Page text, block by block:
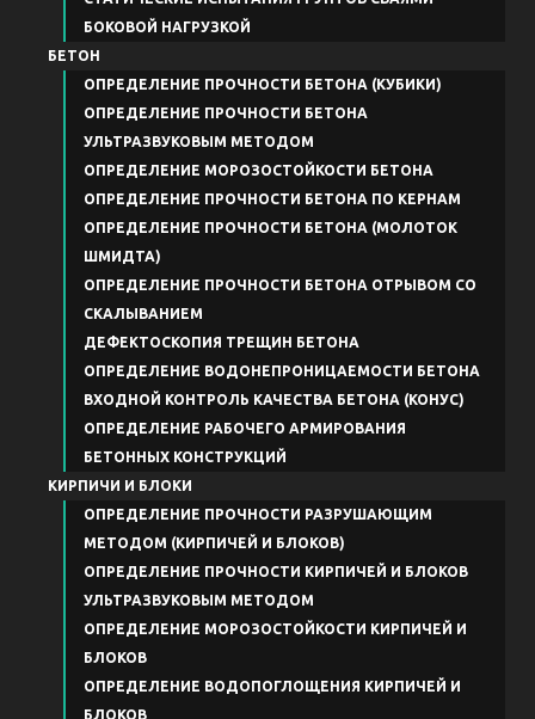
БОКОВОЙ НАГРУЗКОЙ
БЕТОН
ОПРЕДЕЛЕНИЕ ПРОЧНОСТИ БЕТОНА (КУБИКИ)
ОПРЕДЕЛЕНИЕ ПРОЧНОСТИ БЕТОНА
УЛЬТРАЗВУКОВЫМ МЕТОДОМ
ОПРЕДЕЛЕНИЕ МОРОЗОСТОЙКОСТИ БЕТОНА
ОПРЕДЕЛЕНИЕ ПРОЧНОСТИ БЕТОНА ПО КЕРНАМ
ОПРЕДЕЛЕНИЕ ПРОЧНОСТИ БЕТОНА (МОЛОТОК
ШМИДТА)
ОПРЕДЕЛЕНИЕ ПРОЧНОСТИ БЕТОНА ОТРЫВОМ СО
СКАЛЫВАНИЕМ
ДЕФЕКТОСКОПИЯ ТРЕЩИН БЕТОНА
ОПРЕДЕЛЕНИЕ ВОДОНЕПРОНИЦАЕМОСТИ БЕТОНА
ВХОДНОЙ КОНТРОЛЬ КАЧЕСТВА БЕТОНА (КОНУС)
ОПРЕДЕЛЕНИЕ РАБОЧЕГО АРМИРОВАНИЯ
БЕТОННЫХ КОНСТРУКЦИЙ
КИРПИЧИ И БЛОКИ
ОПРЕДЕЛЕНИЕ ПРОЧНОСТИ РАЗРУШАЮЩИМ
МЕТОДОМ (КИРПИЧЕЙ И БЛОКОВ)
ОПРЕДЕЛЕНИЕ ПРОЧНОСТИ КИРПИЧЕЙ И БЛОКОВ
УЛЬТРАЗВУКОВЫМ МЕТОДОМ
ОПРЕДЕЛЕНИЕ МОРОЗОСТОЙКОСТИ КИРПИЧЕЙ И
БЛОКОВ
ОПРЕДЕЛЕНИЕ ВОДОПОГЛОЩЕНИЯ КИРПИЧЕЙ И
БЛОКОВ